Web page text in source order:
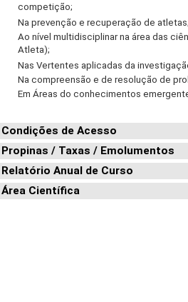
competição;
Na prevenção e recuperação de
Ao nível multidisciplinar na área das
Atleta);
Nas Vertentes aplicadas da
Na compreensão e de resolução de
Em Áreas do conhecimentos
Condições de Acesso
Propinas / Taxas / Emolumentos
Relatório Anual de Curso
Área Científica